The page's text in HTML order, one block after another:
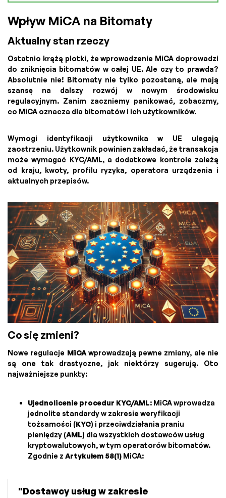
Wpływ MiCA na Bitomaty
Aktualny stan rzeczy
Ostatnio krążą plotki, że wprowadzenie MiCA doprowadzi
do zniknięcia bitomatów w całej UE. Ale czy to prawda?
Absolutnie nie! Bitomaty nie tylko pozostaną, ale mają
szansę na dalszy rozwój w nowym środowisku
regulacyjnym. Zanim zaczniemy panikować, zobaczmy,
co MiCA oznacza dla bitomatów i ich użytkowników.
Wymogi identyfikacji użytkownika w UE ulegają
zaostrzeniu. Użytkownik powinien zakładać, że transakcja
może wymagać KYC/AML, a dodatkowe kontrole zależą
od kraju, kwoty, profilu ryzyka, operatora urządzenia i
aktualnych przepisów.
Co się zmieni?
Nowe regulacje MiCAwprowadzają pewne zmiany, ale nie
są one tak drastyczne, jak niektórzy sugerują. Oto
najważniejsze punkty:
Ujednolicenie procedur KYC/AML: MiCA wprowadza
jednolite standardy w zakresie weryfikacji
tożsamości (KYC) i przeciwdziałania praniu
pieniędzy (AML) dla wszystkich dostawców usług
kryptowalutowych, w tym operatorów bitomatów.
Zgodnie z Artykułem 58(1) MiCA:
"Dostawcy usług w zakresie